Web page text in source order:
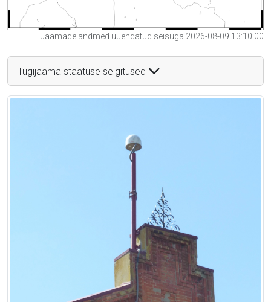
Jaamade andmed uuendatud seisuga 2026-08-09 13:10:00
Tugijaama staatuse selgitused